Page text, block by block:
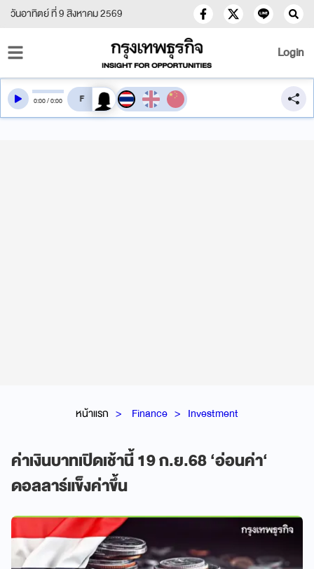
วันอาทิตย์ ที่ 9 สิงหาคม 2569
Login
หน้าแรก Finance Investment
ค่าเงินบาทเปิดเช้านี้ 19 ก.ย.68 ‘อ่อนค่า‘
ดอลลาร์แข็งค่าขึ้น
0:00/0:00 สลับเสียงอ่าน